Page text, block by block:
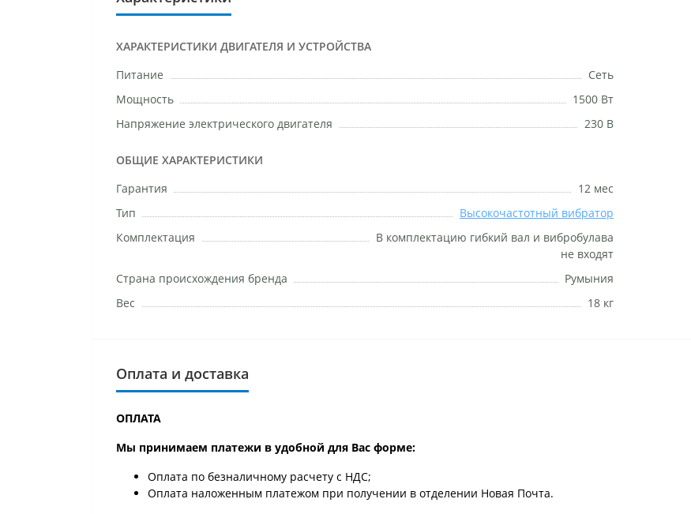
ХАРАКТЕРИСТИКИ ДВИГАТЕЛЯ И УСТРОЙСТВА
Питание
Сеть
Мощность
1500 Вт
Напряжение электрического двигателя
230 В
ОБЩИЕ ХАРАКТЕРИСТИКИ
Гарантия
12 мес
Тип
Высокочастотный вибратор
Комплектация
В комплектацию гибкий вал и вибробулава
не входят
Страна происхождения бренда
Румыния
Вес
18 кг
Оплата и доставка
ОПЛАТА
Мы принимаем платежи в удобной для Вас форме:
Оплата по безналичному расчету с НДС;
Оплата наложенным платежом при получении в отделении Новая Почта.